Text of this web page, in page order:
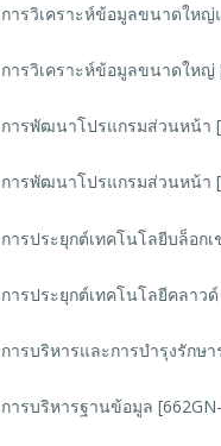
การวิเคราะห์ข้อมูลขนาดใหญ่
การวิเคราะห์ข้อมูลขนาดใหญ่
การพัฒนาโปรแกรมส่วนหน้า
การพัฒนาโปรแกรมส่วนหน้า
การประยุกต์เทคโนโลยีบล็อก
การประยุกต์เทคโนโลยีคลาว
การบริหารและการบำรุงรักษ
การบริหารฐานข้อมูล